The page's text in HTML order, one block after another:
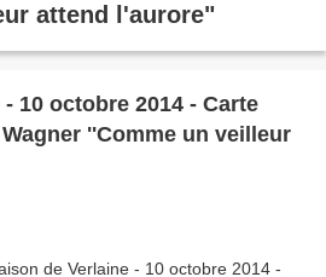
attend l'aurore"
10 octobre 2014 - Carte
un veilleur